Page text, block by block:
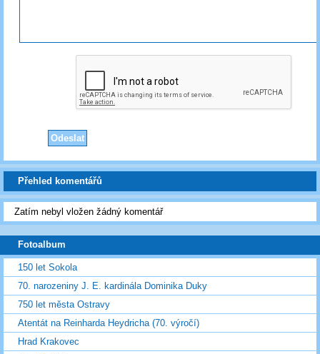
Přehled komentářů
Zatím nebyl vložen žádný komentář
Fotoalbum
150 let Sokola
70. narozeniny J. E. kardinála Dominika Duky
750 let města Ostravy
Atentát na Reinharda Heydricha (70. výročí)
Hrad Krakovec